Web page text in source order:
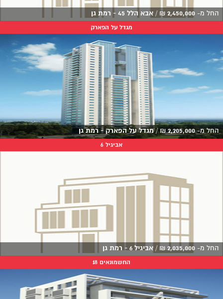
החל מ- 2,450,000
₪
/ אבא הלל 45 - רמת גן
מגדל על הפארק
החל מ-2,205,000
₪
/מגדל על הפארק - רמת גן
אביגיל 6
החל מ- 2,035,000
₪
/ אביגיל 6 - רמת גן
החשמונאים 18